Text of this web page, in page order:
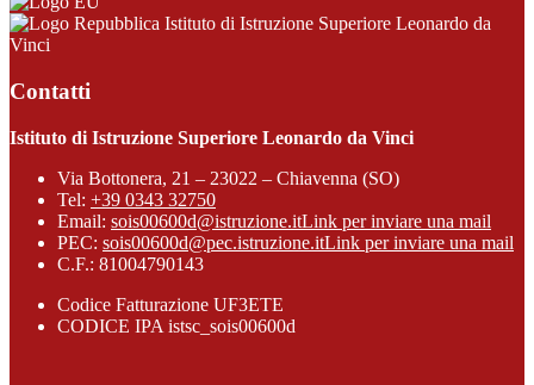
Istituto di Istruzione Superiore Leonardo da
Vinci
Contatti
Istituto di Istruzione Superiore Leonardo da Vinci
Via Bottonera, 21 – 23022 – Chiavenna (SO)
Tel: +39 0343 32750
Email: sois00600d@istruzione.itLink per inviare una mail
PEC: sois00600d@pec.istruzione.itLink per inviare una mail
C.F.: 81004790143
Codice Fatturazione UF3ETE
CODICE IPA istsc_sois00600d